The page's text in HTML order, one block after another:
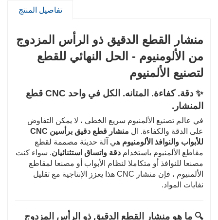
تفاصيل المنتج
منشار القطع الدقيق ذو الرأس المزدوج
من الألومنيوم - الحل النهائي للقطع
لتصنيع الألمنيوم
✨ دقة. كفاءة. المتانه. الكل في واحد CNC قطع
المنشار.
في عالم تصنيع الألمنيوم سريع الخطى ، لا يمكن التفاوض
على الدقة والكفاءة. ال
منشار قطع دقيق برأسين CNC
للأبواب والنوافذ الألومنيوم هي آلة حديثة مصممة لقطع
مقاطع الألمنيوم باستخدام دقة واتساق استثنائيان. سواء كنت
مصنعا للنوافذ أو متكاملا لنظام الأبواب أو مصنعا لمقاطع
الألمنيوم ، فإن منشار CNC هذا يعزز الإنتاجية مع تقليل
نفايات المواد.
🔍 ما هو منشار القطع الدقيق ذو الرأس المزدوج